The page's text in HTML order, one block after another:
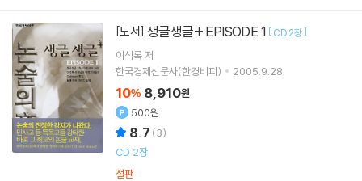
[도서] 생글생글+ EPISODE 1 [ CD 2장]
이석록저
한국경제신문사(한경비피)
2005.9.28.
10% 8,910원
500원
8.7 (3)
CD 2장
절판